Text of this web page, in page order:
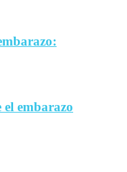
embarazo